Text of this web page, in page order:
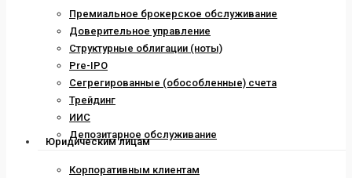
Премиальное брокерское обслуживание
Доверительное управление
Структурные облигации (ноты)
Pre-IPO
Сегрегированные (обособленные) счета
Трейдинг
ИИС
Депозитарное обслуживание
Юридическим лицам
Корпоративным клиентам